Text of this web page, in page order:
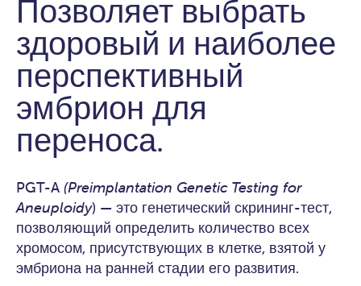
Позволяет выбрать
здоровый и наиболее
перспективный
эмбрион для
переноса.
PGT-A (Preimplantation Genetic Testing for
Aneuploidy) — это генетический скрининг-тест,
позволяющий определить количество всех
хромосом, присутствующих в клетке, взятой у
эмбриона на ранней стадии его развития.